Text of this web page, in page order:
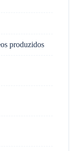
produzidos